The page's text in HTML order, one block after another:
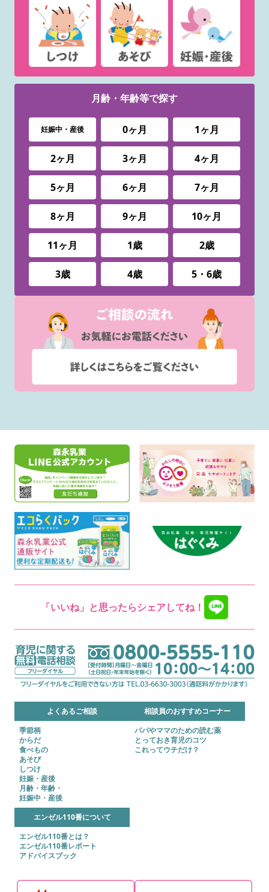
月齢・年齢等で探す
妊娠中・産後 0ヶ月 1ヶ月
2ヶ月 3ヶ月 4ヶ月
5ヶ月 6ヶ月 7ヶ月
8ヶ月 9ヶ月 10ヶ月
11ヶ月 1歳 2歳
3歳 4歳 5・6歳
「いいね」と思ったらシェアしてね！
よくあるご相談
季節柄
からだ
食べもの
あそび
しつけ
妊娠・産後
月齢・年齢・
妊娠中・産後
相談員のおすすめコーナー
パパやママのための読む薬
とっておき育児のコツ
これってウチだけ？
エンゼル110番について
エンゼル110番とは？
エンゼル110番レポート
アドバイスブック